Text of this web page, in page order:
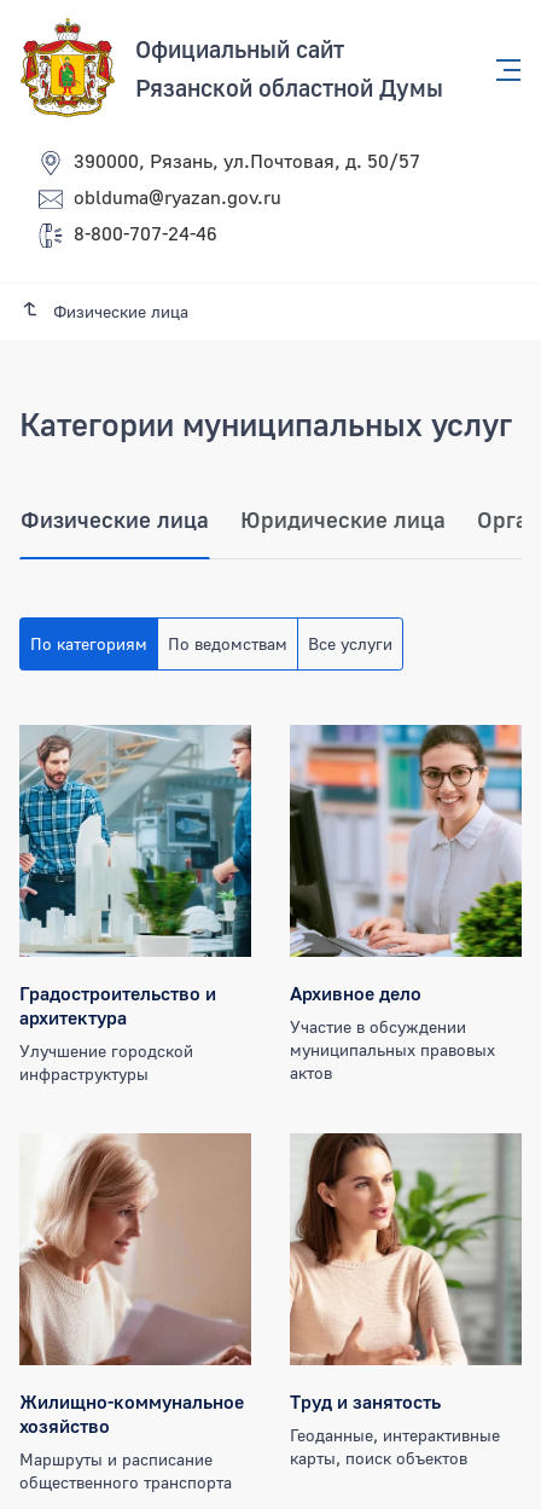
Официальный сайт
Рязанской областной Думы
390000, Рязань, ул.Почтовая, д. 50/57
oblduma@ryazan.gov.ru
8-800-707-24-46
Физические лица
Категории муниципальных услуг
Физические лица Юридические лица
По категориям По ведомствам Все услуги
Категории муниципальных услуг
Градостроительство и
архитектура
Улучшение городской
инфраструктуры
Архивное дело
Участие в обсуждении
муниципальных правовых
актов
Жилищно-коммунальное
хозяйство
Маршруты и расписание
общественного транспорта
Труд и занятость
Геоданные, интерактивные
карты, поиск объектов